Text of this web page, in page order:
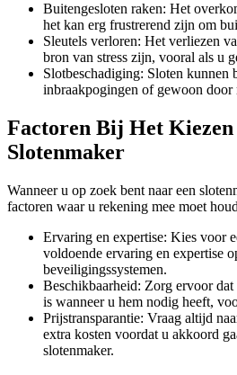
Buitengesloten raken: Het
het kan erg frustrerend zijn om
Sleutels verloren: Het verliezen
bron van stress zijn, vooral als u
Slotbeschadiging: Sloten kunnen
inbraakpogingen of gewoon door
Factoren Bij Het Kiezen
Slotenmaker
Wanneer u op zoek bent naar een
factoren waar u rekening mee moet
Ervaring en expertise: Kies voor
voldoende ervaring en expertise
beveiligingssystemen.
Beschikbaarheid: Zorg ervoor
is wanneer u hem nodig heeft,
Prijstransparantie: Vraag altijd
extra kosten voordat u akkoord
slotenmaker.